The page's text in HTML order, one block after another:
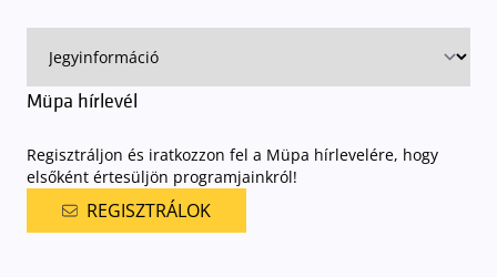
Müpa hírlevél
Regisztráljon és iratkozzon fel a Müpa hírlevelére, hogy
elsőként értesüljön programjainkról!
REGISZTRÁLOK